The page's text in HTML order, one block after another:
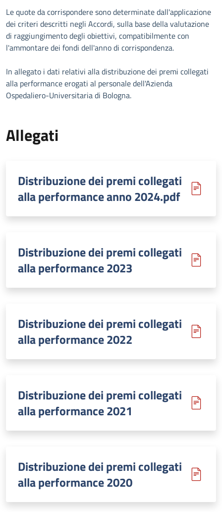
Le quote da corrispondere sono determinate dall'applicazione
dei criteri descritti negli Accordi, sulla base della valutazione
di raggiungimento degli obiettivi, compatibilmente con
l'ammontare dei fondi dell'anno di corrispondenza.
In allegato i dati relativi alla distribuzione dei premi collegati
alla performance erogati al personale dell'Azienda
Ospedaliero-Universitaria di Bologna.
Allegati
Distribuzione dei premi collegati
alla performance anno 2024.pdf
Distribuzione dei premi collegati
alla performance 2023
Distribuzione dei premi collegati
alla performance 2022
Distribuzione dei premi collegati
alla performance 2021
Distribuzione dei premi collegati
alla performance 2020